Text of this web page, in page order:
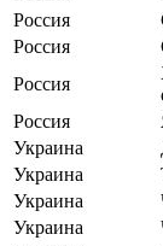
Россия
Россия
Россия
Россия
Украина
Украина
Украина
Украина